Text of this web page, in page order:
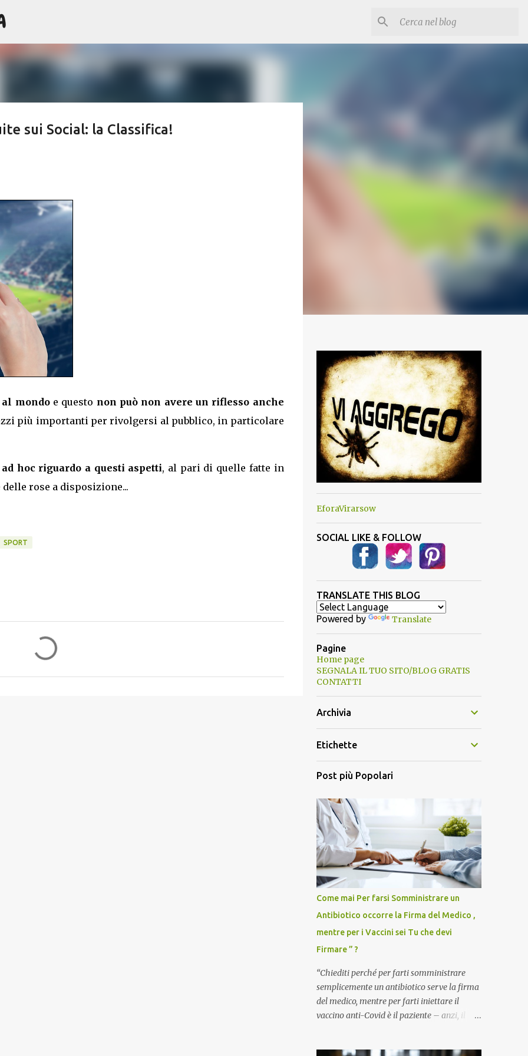
sui Social: la Classifica!
mondoe questo non può non avere un riflesso anche
più importanti per rivolgersi al pubblico, in particolare
hoc riguardo a questi aspetti, al pari di quelle fatte in
rose a disposizione...
SPORT
EforaVirarsow
SOCIAL LIKE & FOLLOW
TRANSLATE THIS BLOG
Powered by Translate
Pagine
Home page
SEGNALA IL TUO SITO/BLOG GRATIS
CONTATTI
Archivia
Etichette
Post più Popolari
Come mai Per farsi Somministrare un
Antibiotico occorre la Firma del Medico ,
mentre per i Vaccini sei Tu che devi
Firmare ” ?
“Chiediti perché per farti somministrare
semplicemente un antibiotico serve la firma
del medico, mentre per farti iniettare il
vaccino anti-Covid è il paziente – anzi, il